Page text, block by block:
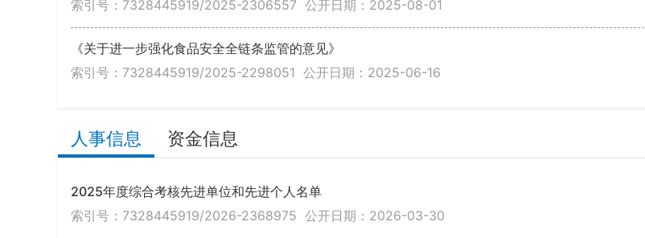
索引号：7328445919/2025-2306557 公开日期：2025-08-01
《关于进一步强化食品安全全链条监管的意见》
索引号：7328445919/2025-2298051 公开日期：2025-06-16
人事信息 资金信息
2025年度综合考核先进单位和先进个人名单
索引号：7328445919/2026-2368975 公开日期：2026-03-30